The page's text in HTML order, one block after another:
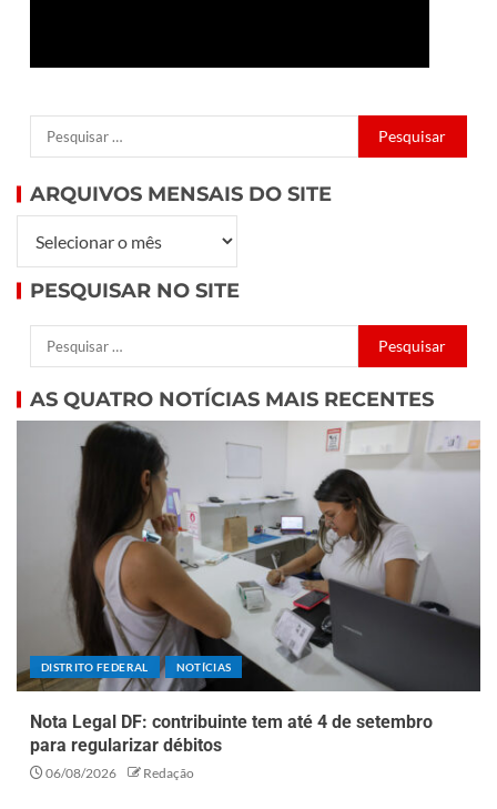
ARQUIVOS MENSAIS DO SITE
PESQUISAR NO SITE
AS QUATRO NOTÍCIAS MAIS RECENTES
DISTRITO FEDERAL NOTÍCIAS
Nota Legal DF: contribuinte tem até 4 de setembro
para regularizar débitos
06/08/2026 Redação